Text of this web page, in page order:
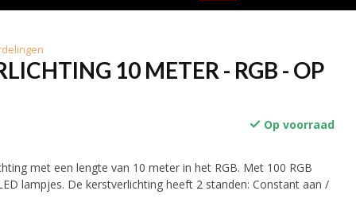
10 METER - RGB - OP
Op voorraad
met een lengte van 10 meter in het RGB. Met 100 RGB
lampjes. De kerstverlichting heeft 2 standen: Constant aan /